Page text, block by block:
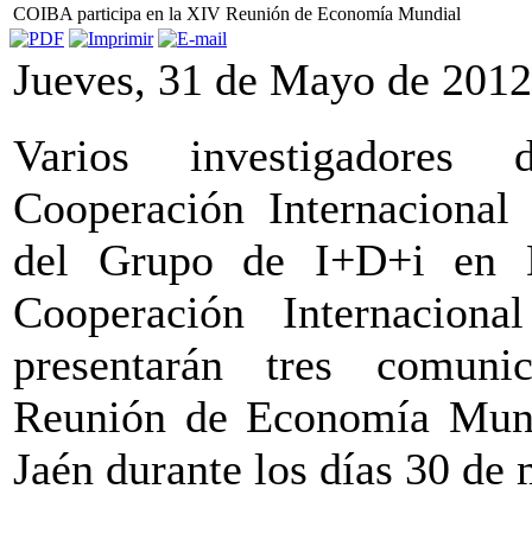
COIBA participa en la XIV Reunión de Economía Mundial
Jueves, 31 de Mayo de 2012
Varios
Cooperación
del Grupo de I+D+i en
Cooperación
presentarán tres
Reunión de Economía
Jaén durante los días 30